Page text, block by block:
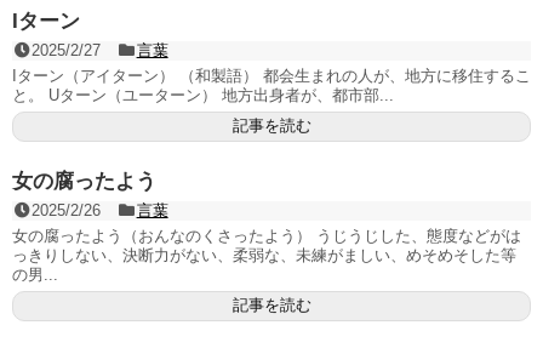
Iターン
2025/2/27
言葉
Iターン（アイターン） （和製語） 都会生まれの人が、地方に移住するこ
と。 Uターン（ユーターン） 地方出身者が、都市部...
記事を読む
女の腐ったよう
2025/2/26
言葉
女の腐ったよう（おんなのくさったよう） うじうじした、態度などがは
っきりしない、決断力がない、柔弱な、未練がましい、めそめそした等
の男...
記事を読む